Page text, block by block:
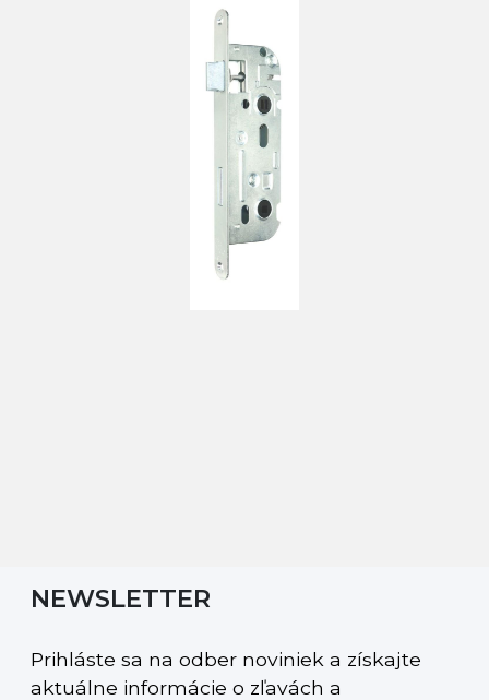
NEWSLETTER
Prihláste sa na odber noviniek a získajte
aktuálne informácie o zľavách a